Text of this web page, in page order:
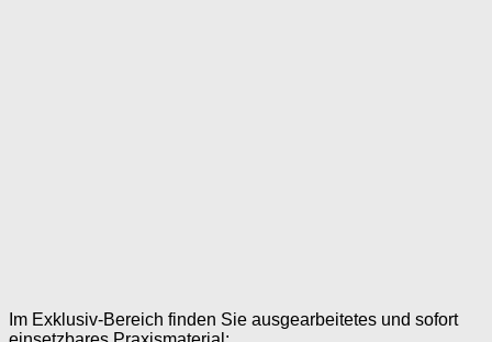
Im Exklusiv-Bereich finden Sie ausgearbeitetes und sofort